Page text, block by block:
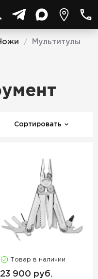
/ Мультитулы
Сортировать
Товар в наличии
23 900 руб.